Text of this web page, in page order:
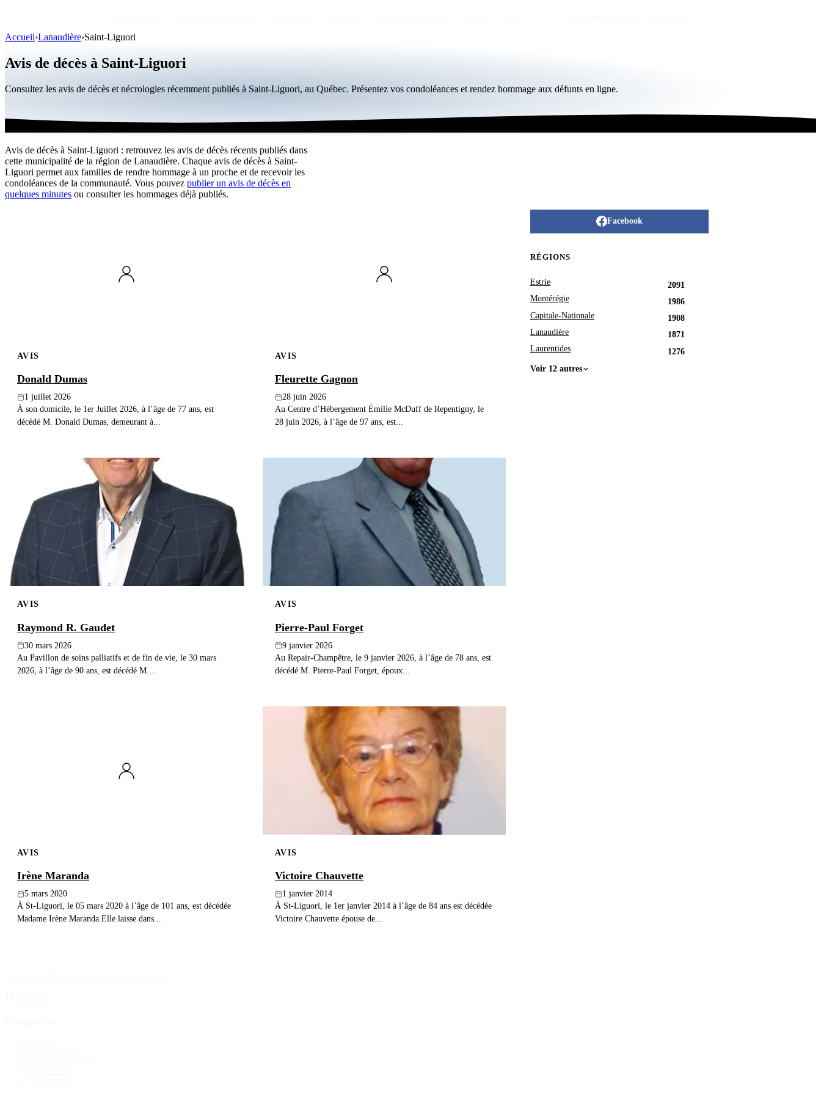
Accueil›Lanaudière›Saint-Liguori
Avis de décès à Saint-Liguori
Consultez les avis de décès et nécrologies récemment publiés à Saint-Liguori, au Québec. Présentez vos condoléances et rendez hommage aux défunts en ligne.
Avis de décès à Saint-Liguori : retrouvez les avis de décès récents publiés dans
cette municipalité de la région de Lanaudière. Chaque avis de décès à Saint-
Liguori permet aux familles de rendre hommage à un proche et de recevoir les
condoléances de la communauté. Vous pouvez publier un avis de décès en
quelques minutes ou consulter les hommages déjà publiés.
AVIS
Donald Dumas
1 juillet 2026
À son domicile, le 1er Juillet 2026, à l’âge de 77 ans, est
décédé M. Donald Dumas, demeurant à...
AVIS
Fleurette Gagnon
28 juin 2026
Au Centre d’Hébergement Émilie McDuff de Repentigny, le
28 juin 2026, à l’âge de 97 ans, est...
AVIS
Raymond R. Gaudet
30 mars 2026
Au Pavillon de soins palliatifs et de fin de vie, le 30 mars
2026, à l’âge de 90 ans, est décédé M....
AVIS
Pierre-Paul Forget
9 janvier 2026
Au Repair-Champêtre, le 9 janvier 2026, à l’âge de 78 ans, est
décédé M. Pierre-Paul Forget, époux...
AVIS
Irène Maranda
5 mars 2020
À St-Liguori, le 05 mars 2020 à l’âge de 101 ans, est décédée
Madame Irène Maranda.Elle laisse dans...
AVIS
Victoire Chauvette
1 janvier 2014
À St-Liguori, le 1er janvier 2014 à l’âge de 84 ans est décédée
Victoire Chauvette épouse de...
Facebook
RÉGIONS
Estrie
2091
Montérégie
1986
Capitale-Nationale
1908
Lanaudière
1871
Laurentides
1276
Voir 12 autres